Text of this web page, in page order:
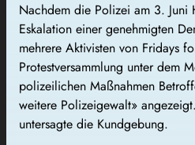
Nachdem die Polizei am 3. Juni
Eskalation einer genehmigten
mehrere Aktivisten von Fridays
Protestversammlung unter dem
polizeilichen Maßnahmen
weitere Polizeigewalt»
untersagte die Kundgebung.